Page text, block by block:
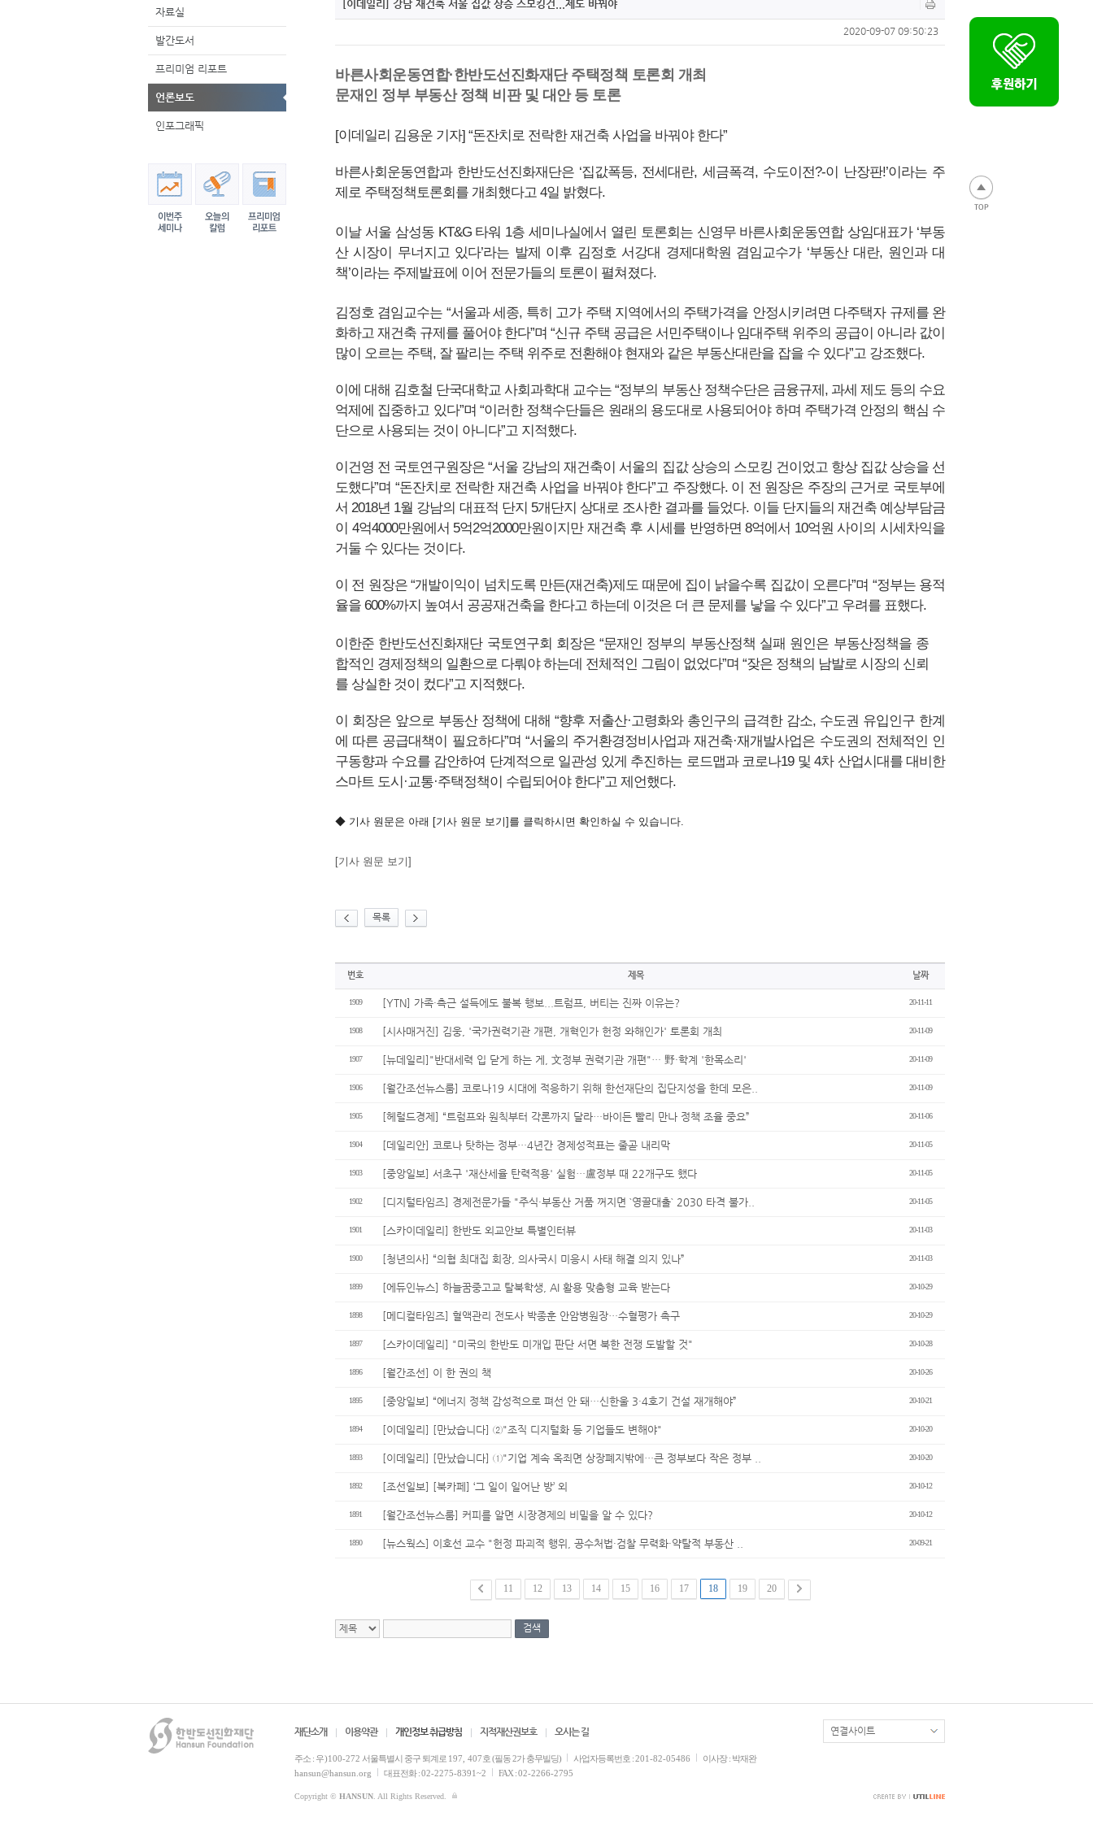
자료실
발간도서
프리미엄 리포트
언론보도
인포그래픽
[이데일리] 강남 재건축 서울 집값 상승 스모킹건...제도 바꿔야
2020-09-07 09:50:23
바른사회운동연합·한반도선진화재단 주택정책 토론회 개최
문재인 정부 부동산 정책 비판 및 대안 등 토론
[이데일리 김용운 기자] “돈잔치로 전락한 재건축 사업을 바꿔야 한다”
바른사회운동연합과 한반도선진화재단은 ‘집값폭등, 전세대란, 세금폭격, 수도이전?-이 난장판!’이라는 주
제로 주택정책토론회를 개최했다고 4일 밝혔다.
이날 서울 삼성동 KT&G 타워 1층 세미나실에서 열린 토론회는 신영무 바른사회운동연합 상임대표가 ‘부동
산 시장이 무너지고 있다’라는 발제 이후 김정호 서강대 경제대학원 겸임교수가 ‘부동산 대란, 원인과 대
책’이라는 주제발표에 이어 전문가들의 토론이 펼쳐졌다.
김정호 겸임교수는 “서울과 세종, 특히 고가 주택 지역에서의 주택가격을 안정시키려면 다주택자 규제를 완
화하고 재건축 규제를 풀어야 한다”며 “신규 주택 공급은 서민주택이나 임대주택 위주의 공급이 아니라 값이
많이 오르는 주택, 잘 팔리는 주택 위주로 전환해야 현재와 같은 부동산대란을 잡을 수 있다”고 강조했다.
이에 대해 김호철 단국대학교 사회과학대 교수는 “정부의 부동산 정책수단은 금융규제, 과세 제도 등의 수요
억제에 집중하고 있다”며 “이러한 정책수단들은 원래의 용도대로 사용되어야 하며 주택가격 안정의 핵심 수
단으로 사용되는 것이 아니다”고 지적했다.
이건영 전 국토연구원장은 “서울 강남의 재건축이 서울의 집값 상승의 스모킹 건이었고 항상 집값 상승을 선
도했다”며 “돈잔치로 전락한 재건축 사업을 바꿔야 한다”고 주장했다. 이 전 원장은 주장의 근거로 국토부에
서 2018년 1월 강남의 대표적 단지 5개단지 상대로 조사한 결과를 들었다. 이들 단지들의 재건축 예상부담금
이 4억4000만원에서 5억2억2000만원이지만 재건축 후 시세를 반영하면 8억에서 10억원 사이의 시세차익을
거둘 수 있다는 것이다.
이 전 원장은 “개발이익이 넘치도록 만든(재건축)제도 때문에 집이 낡을수록 집값이 오른다”며 “정부는 용적
율을 600%까지 높여서 공공재건축을 한다고 하는데 이것은 더 큰 문제를 낳을 수 있다”고 우려를 표했다.
이한준 한반도선진화재단 국토연구회 회장은 “문재인 정부의 부동산정책 실패 원인은 부동산정책을 종
합적인 경제정책의 일환으로 다뤄야 하는데 전체적인 그림이 없었다”며 “잦은 정책의 남발로 시장의 신뢰
를 상실한 것이 컸다”고 지적했다.
이 회장은 앞으로 부동산 정책에 대해 “향후 저출산·고령화와 총인구의 급격한 감소, 수도권 유입인구 한계
에 따른 공급대책이 필요하다”며 “서울의 주거환경정비사업과 재건축·재개발사업은 수도권의 전체적인 인
구동향과 수요를 감안하여 단계적으로 일관성 있게 추진하는 로드맵과 코로나19 및 4차 산업시대를 대비한
스마트 도시·교통·주택정책이 수립되어야 한다”고 제언했다.
◆ 기사 원문은 아래 [기사 원문 보기]를 클릭하시면 확인하실 수 있습니다.
[기사 원문 보기]
목록
번호 제목 날짜
1909 [YTN] 가족·측근 설득에도 불복 행보...트럼프, 버티는 진짜 이유는? 20-11-11
1908 [시사매거진] 김웅, '국가권력기관 개편, 개혁인가 헌정 와해인가' 토론회 개최 20-11-09
1907 [뉴데일리]"반대세력 입 닫게 하는 게, 文정부 권력기관 개편"… 野·학계 '한목소리' 20-11-09
1906 [월간조선뉴스룸] 코로나19 시대에 적응하기 위해 한선재단의 집단지성을 한데 모은.. 20-11-09
1905 [헤럴드경제] “트럼프와 원칙부터 각론까지 달라…바이든 빨리 만나 정책 조율 중요” 20-11-06
1904 [데일리안] 코로나 탓하는 정부…4년간 경제성적표는 줄곧 내리막 20-11-05
1903 [중앙일보] 서초구 '재산세율 탄력적용' 실험…盧정부 때 22개구도 했다 20-11-05
1902 [디지털타임즈] 경제전문가들 "주식·부동산 거품 꺼지면 `영끌대출` 2030 타격 불가.. 20-11-05
1901 [스카이데일리] 한반도 외교안보 특별인터뷰 20-11-03
1900 [청년의사] “의협 최대집 회장, 의사국시 미응시 사태 해결 의지 있나” 20-11-03
1899 [에듀인뉴스] 하늘꿈중고교 탈북학생, AI 활용 맞춤형 교육 받는다 20-10-29
1898 [메디컬타임즈] 혈액관리 전도사 박종훈 안암병원장…수혈평가 촉구 20-10-29
1897 [스카이데일리] "미국의 한반도 미개입 판단 서면 북한 전쟁 도발할 것" 20-10-28
1896 [월간조선] 이 한 권의 책 20-10-26
1895 [중앙일보] “에너지 정책 감성적으로 펴선 안 돼…신한울 3·4호기 건설 재개해야” 20-10-21
1894 [이데일리] [만났습니다] ②"조직 디지털화 등 기업들도 변해야" 20-10-20
1893 [이데일리] [만났습니다] ①"기업 계속 옥죄면 상장폐지밖에…큰 정부보다 작은 정부 .. 20-10-20
1892 [조선일보] [북카페] ‘그 일이 일어난 방’ 외 20-10-12
1891 [월간조선뉴스룸] 커피를 알면 시장경제의 비밀을 알 수 있다? 20-10-12
1890 [뉴스웍스] 이호선 교수 "헌정 파괴적 행위, 공수처법·검찰 무력화·약탈적 부동산 .. 20-09-21
11 12 13 14 15 16 17 18 19 20
재단소개 이용약관 개인정보 취급방침 지적재산권보호 오시는 길
주소 : 우)100-272 서울특별시 중구 퇴계로 197, 407호 (필동 2가 충무빌딩) 사업자등록번호 :201-82-05486
이사장 : 박재완
hansun@hansun.org
대표전화 :02-2275-8391~2 FAX :02-2266-2795
Copyright © HANSUN . All Rights Reserved.